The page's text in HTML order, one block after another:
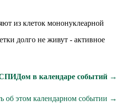
из клеток мононуклеарной
долго не живут - активное
в календаре событий →
об этом календарном событии →